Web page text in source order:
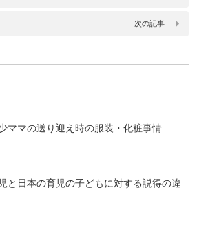
次の記事
ママの送り迎え時の服装・化粧事情
と日本の育児の子どもに対する説得の違